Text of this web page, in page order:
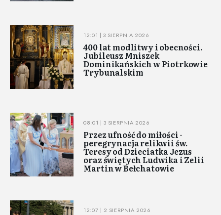
12:01 | 3 SIERPNIA 2026
400 lat modlitwy i obecności.
Jubileusz Mniszek
Dominikańskich w Piotrkowie
Trybunalskim
08:01 | 3 SIERPNIA 2026
Przez ufność do miłości -
peregrynacja relikwii św.
Teresy od Dzieciatka Jezus
oraz świętych Ludwika i Zelii
Martin w Bełchatowie
12:07 | 2 SIERPNIA 2026